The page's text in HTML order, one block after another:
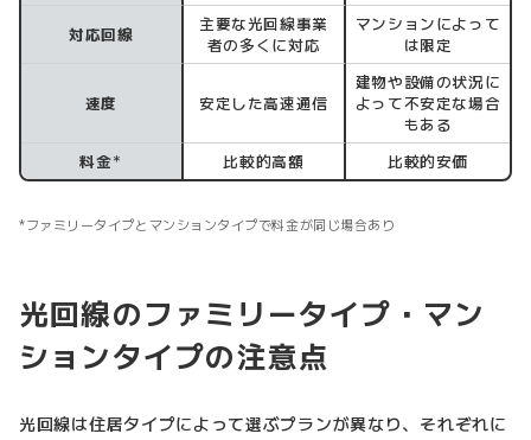
対応回線
主要な光回線事業
者の多くに対応
マンションによって
は限定
速度 安定した高速通信
建物や設備の状況に
よって不安定な場合
もある
料金＊ 比較的高額 比較的安価
ファミリータイプとマンションタイプで料金が同じ場合あり
光回線のファミリータイプ・マン
ションタイプの注意点
光回線は住居タイプによって選ぶプランが異なり、それぞれに